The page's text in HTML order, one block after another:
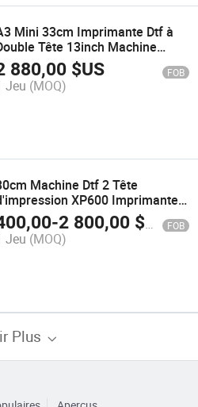
Mini 33cm Imprimante Dtf à
Tête 13inch Machine
de Circulation d'Encre
de Petite Taille
880,00 $US FOB
Jeu (MOQ)
Machine Dtf 2 Tête
XP600 Imprimante
33cm Four à poudre
-2 800,00 $US FOB
Jeu (MOQ)
Plus